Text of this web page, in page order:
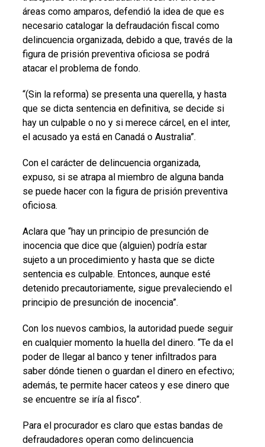
áreas como amparos, defendió la idea de que es
necesario catalogar la defraudación fiscal como
delincuencia organizada, debido a que, través de la
figura de prisión preventiva oficiosa se podrá
atacar el problema de fondo.
“(Sin la reforma) se presenta una querella, y hasta
que se dicta sentencia en definitiva, se decide si
hay un culpable o no y si merece cárcel, en el inter,
el acusado ya está en Canadá o Australia”.
Con el carácter de delincuencia organizada,
expuso, si se atrapa al miembro de alguna banda
se puede hacer con la figura de prisión preventiva
oficiosa.
Aclara que “hay un principio de presunción de
inocencia que dice que (alguien) podría estar
sujeto a un procedimiento y hasta que se dicte
sentencia es culpable. Entonces, aunque esté
detenido precautoriamente, sigue prevaleciendo el
principio de presunción de inocencia”.
Con los nuevos cambios, la autoridad puede seguir
en cualquier momento la huella del dinero. “Te da el
poder de llegar al banco y tener infiltrados para
saber dónde tienen o guardan el dinero en efectivo;
además, te permite hacer cateos y ese dinero que
se encuentre se iría al fisco”.
Para el procurador es claro que estas bandas de
defraudadores operan como delincuencia